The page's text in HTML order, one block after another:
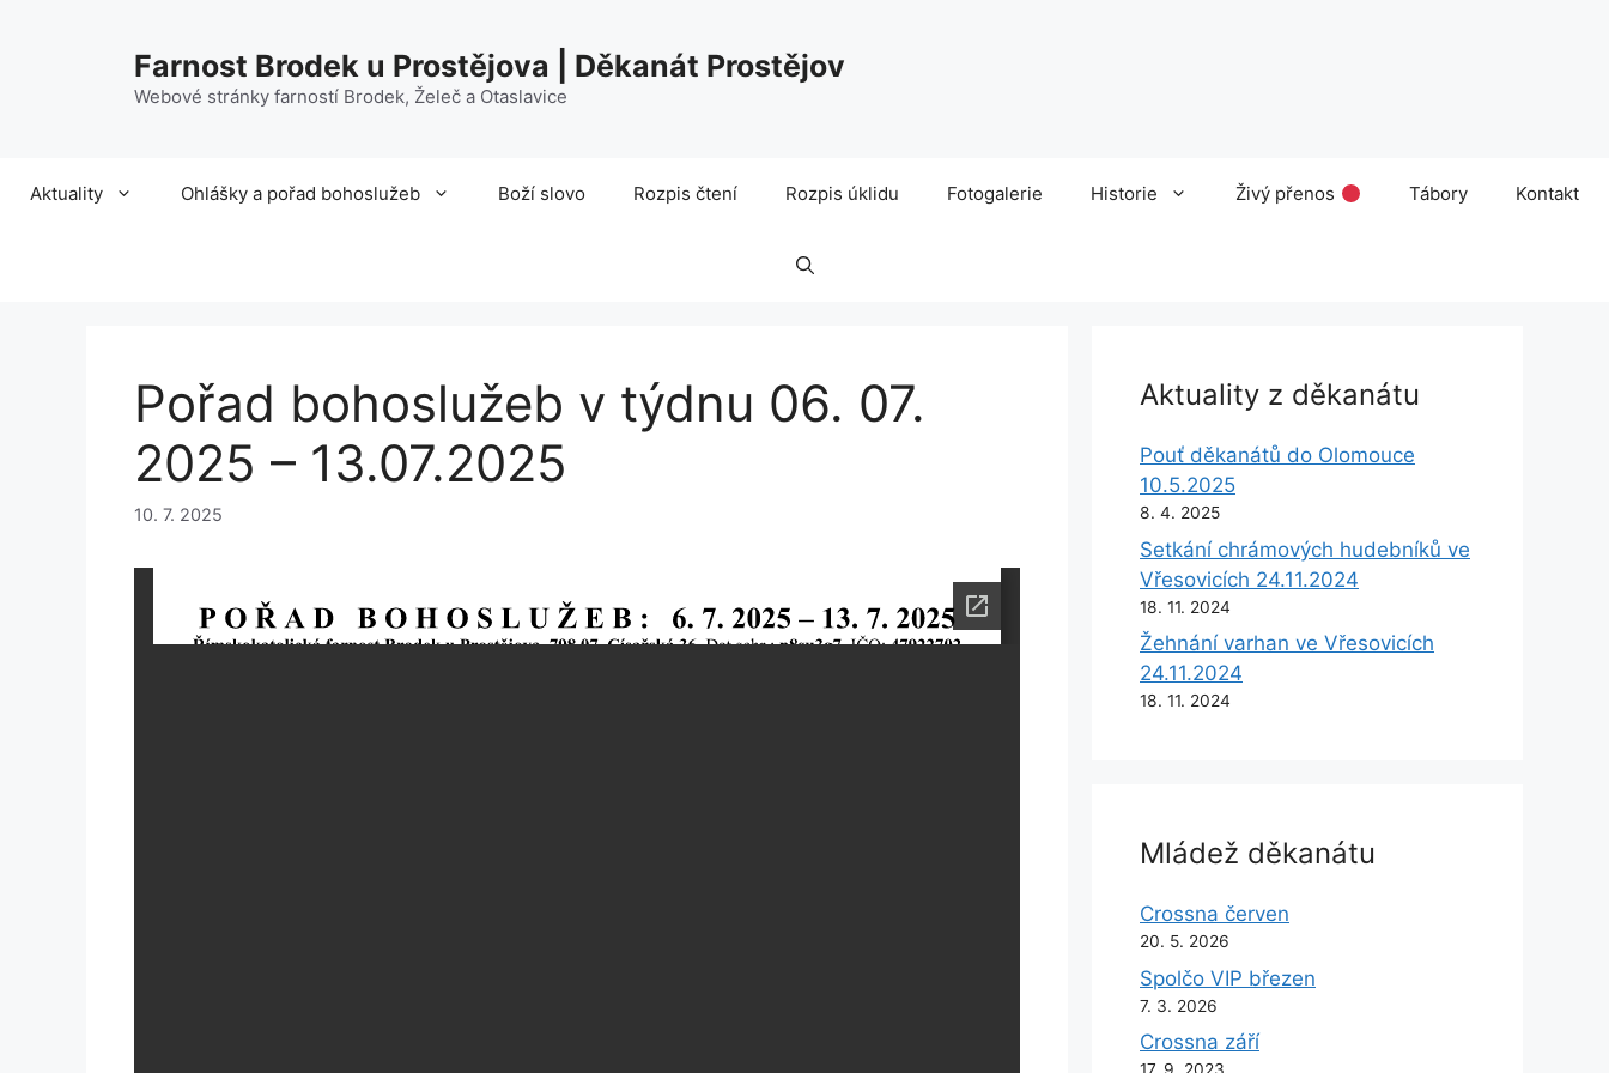
Farnost Brodek u Prostějova | Děkanát Prostějov
Webové stránky farností Brodek, Želeč a Otaslavice
Aktuality Ohlášky a pořad bohoslužeb Boží slovo Rozpis čtení Rozpis úklidu Fotogalerie Historie Živý přenos Tábory Kontakt
Pořad bohoslužeb v týdnu 06. 07.
2025 – 13.07.2025
10. 7. 2025
Aktuality z děkanátu
Pouť děkanátů do Olomouce
10.5.2025
8. 4. 2025
Setkání chrámových hudebníků ve
Vřesovicích 24.11.2024
18. 11. 2024
Žehnání varhan ve Vřesovicích
24.11.2024
18. 11. 2024
Mládež děkanátu
Crossna červen
20. 5. 2026
Spolčo VIP březen
7. 3. 2026
Crossna září